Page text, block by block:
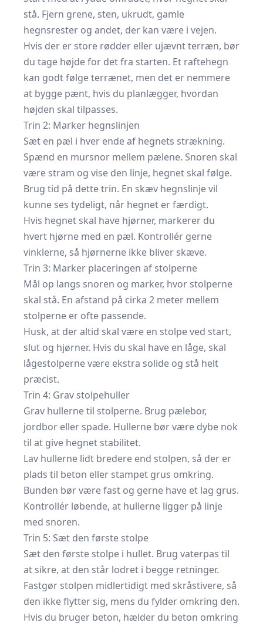
stå. Fjern grene, sten, ukrudt, gamle
hegnsrester og andet, der kan være i vejen.
Hvis der er store rødder eller ujævnt terræn, bør
du tage højde for det fra starten. Et raftehegn
kan godt følge terrænet, men det er nemmere
at bygge pænt, hvis du planlægger, hvordan
højden skal tilpasses.
Trin 2: Marker hegnslinjen
Sæt en pæl i hver ende af hegnets strækning.
Spænd en mursnor mellem pælene. Snoren skal
være stram og vise den linje, hegnet skal følge.
Brug tid på dette trin. En skæv hegnslinje vil
kunne ses tydeligt, når hegnet er færdigt.
Hvis hegnet skal have hjørner, markerer du
hvert hjørne med en pæl. Kontrollér gerne
vinklerne, så hjørnerne ikke bliver skæve.
Trin 3: Marker placeringen af stolperne
Mål op langs snoren og marker, hvor stolperne
skal stå. En afstand på cirka 2 meter mellem
stolperne er ofte passende.
Husk, at der altid skal være en stolpe ved start,
slut og hjørner. Hvis du skal have en låge, skal
lågestolperne være ekstra solide og stå helt
præcist.
Trin 4: Grav stolpehuller
Grav hullerne til stolperne. Brug pælebor,
jordbor eller spade. Hullerne bør være dybe nok
til at give hegnet stabilitet.
Lav hullerne lidt bredere end stolpen, så der er
plads til beton eller stampet grus omkring.
Bunden bør være fast og gerne have et lag grus.
Kontrollér løbende, at hullerne ligger på linje
med snoren.
Trin 5: Sæt den første stolpe
Sæt den første stolpe i hullet. Brug vaterpas til
at sikre, at den står lodret i begge retninger.
Fastgør stolpen midlertidigt med skråstivere, så
den ikke flytter sig, mens du fylder omkring den.
Hvis du bruger beton, hælder du beton omkring